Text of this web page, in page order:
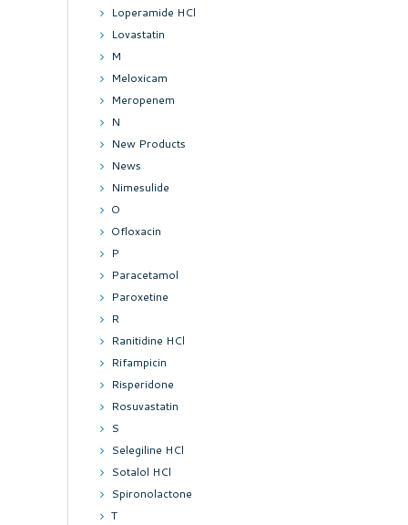
Loperamide HCl
Lovastatin
M
Meloxicam
Meropenem
N
New Products
News
Nimesulide
O
Ofloxacin
P
Paracetamol
Paroxetine
R
Ranitidine HCl
Rifampicin
Risperidone
Rosuvastatin
S
Selegiline HCl
Sotalol HCl
Spironolactone
T